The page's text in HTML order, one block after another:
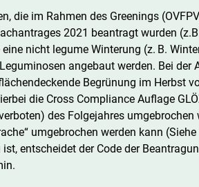
die im Rahmen des Greenings
2021 beantragt wurden
nicht legume Winterung (z. B.
angebaut werden. Bei der
Begrünung im Herbst
die Cross Compliance Auflage
des Folgejahres
umgebrochen werden kann
entscheidet der Code der